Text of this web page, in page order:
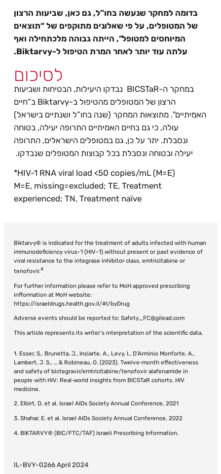
בדומה למחקר שנעשה בחו”ל, גם כאן, שביעות הרצון
של המטופלים, על פי שאלונים מתוקפים של “תוצאים
המיוחסים למטופל”, הייתה גבוהה מלכתחילה ואף
עלתה עוד יותר לאחר המרת הטיפול ל-Biktarvy.
לסיכום
במחקר ה-BICSTaR נבדקו היעילות, הבטיחות ושביעות
הרצון של המטופלים מהטיפול ב-Biktarvy ב”חיים
האמיתיים”. מתוצאות המחקר (שנה בחו”ל ושנתיים בישראל)
עולה, כי גם בחיים האמיתיים התרופה יעילה, בטוחה
ונסבלת. יתר על כן, גם במטופלים הישראלים, התרופה
יעילה ובטוחה ונסבלת בכל קבוצות המטופלים שנבדקו.
*HIV-1 RNA viral load <50 copies/mL (M=E)
M=E, missing=excluded; TE, Treatment
experienced; TN, Treatment naïve
Biktarvy® is indicated for the treatment of adults infected with human
immunodeficiency virus-1 (HIV-1) without present or past evidence of
viral resistance to the integrase inhibitor class, emtricitabine or
tenofovir.4
For further information please refer to MoH approved prescribing
infformation at MoH website:
https://israeldrugs.health.gov.il/#!/byDrug
Adverse events should be reported to: Safety_FC@gilead.com
This article represents its writer’s interpretation of the scientific data.
1. Esser, S., Brunetta, J., Inciarte, A., Levy, I., D’Arminio Monforte, A.,
Lambert, J. S., … & Robineau, O. (2023). Twelve‐month effectiveness
and safety of bictegravir/emtricitabine/tenofovir alafenamide in
people with HIV: Real‐world insights from BICSTaR cohorts. HIV
2. Elbirt, D. et al. Israel AIDs Society Annual Conference, 2021
3. Shahar, E. et al. Israel AIDs Society Annual Conference, 2022
4. BIKTARVY® (BIC/FTC/TAF) Israeli Prescribing Information.
IL-BVY-0266 April 2024